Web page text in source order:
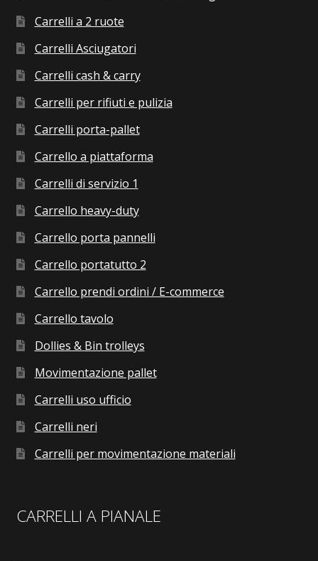
Carrelli a 2 ruote
Carrelli Asciugatori
Carrelli cash & carry
Carrelli per rifiuti e pulizia
Carrelli porta-pallet
Carrello a piattaforma
Carrelli di servizio 1
Carrello heavy-duty
Carrello porta pannelli
Carrello portatutto 2
Carrello prendi ordini / E-commerce
Carrello tavolo
Dollies & Bin trolleys
Movimentazione pallet
Carrelli uso ufficio
Carrelli neri
Carrelli per movimentazione materiali
CARRELLI A PIANALE